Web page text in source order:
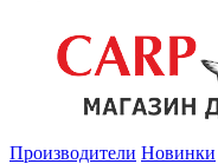
Производители Новинки